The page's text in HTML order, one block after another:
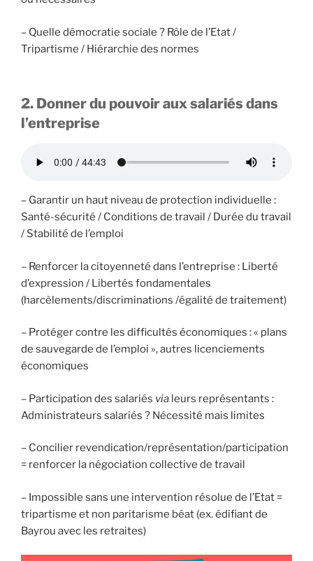
– Quelle démocratie sociale ? Rôle de l’Etat /
Tripartisme / Hiérarchie des normes
2. Donner du pouvoir aux salariés dans
l’entreprise
– Garantir un haut niveau de protection individuelle :
Santé-sécurité / Conditions de travail / Durée du travail
/ Stabilité de l’emploi
– Renforcer la citoyenneté dans l’entreprise : Liberté
d’expression / Libertés fondamentales
(harcèlements/discriminations /égalité de traitement)
– Protéger contre les difficultés économiques : « plans
de sauvegarde de l’emploi », autres licenciements
économiques
– Participation des salariés via leurs représentants :
Administrateurs salariés ? Nécessité mais limites
– Concilier revendication/représentation/participation
= renforcer la négociation collective de travail
– Impossible sans une intervention résolue de l’Etat =
tripartisme et non paritarisme béat (ex. édifiant de
Bayrou avec les retraites)